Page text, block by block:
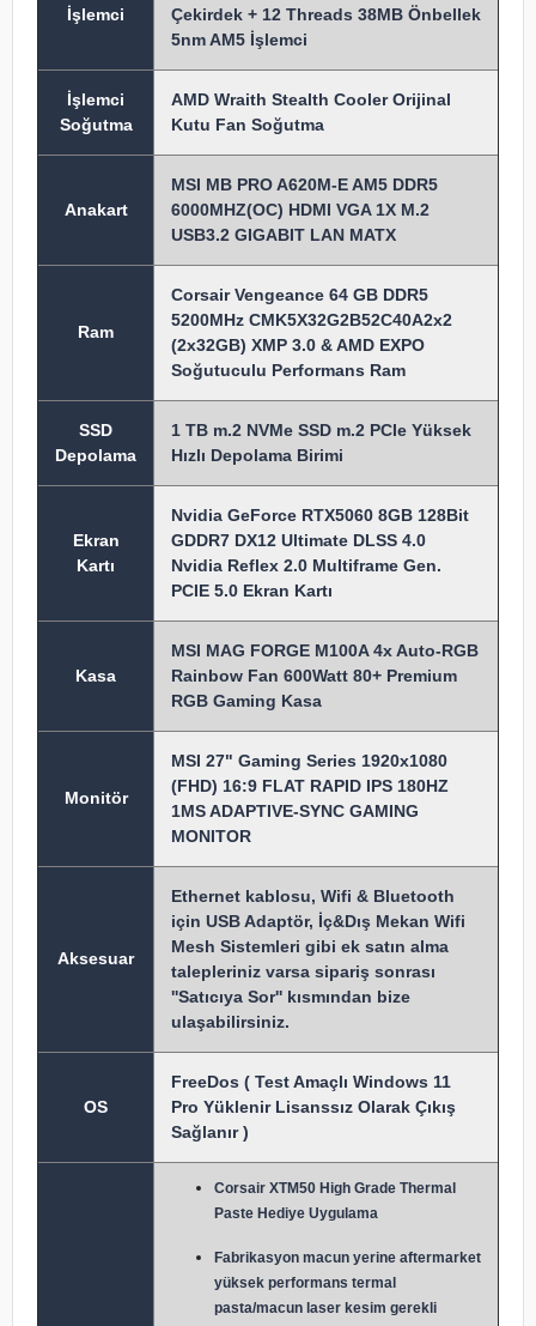
İşlemci
Çekirdek + 12 Threads 38MB Önbellek
5nm AM5 İşlemci
İşlemci
Soğutma
AMD Wraith Stealth Cooler Orijinal
Kutu Fan Soğutma
Anakart
MSI MB PRO A620M-E AM5 DDR5
6000MHZ(OC) HDMI VGA 1X M.2
USB3.2 GIGABIT LAN MATX
Ram
Corsair Vengeance 64 GB DDR5
5200MHz CMK5X32G2B52C40A2x2
(2x32GB) XMP 3.0 & AMD EXPO
Soğutuculu Performans Ram
SSD
Depolama
1 TB m.2 NVMe SSD m.2 PCIe Yüksek
Hızlı Depolama Birimi
Ekran
Kartı
Nvidia GeForce RTX5060 8GB 128Bit
GDDR7 DX12 Ultimate DLSS 4.0
Nvidia Reflex 2.0 Multiframe Gen.
PCIE 5.0 Ekran Kartı
Kasa
MSI MAG FORGE M100A 4x Auto-RGB
Rainbow Fan 600Watt 80+ Premium
RGB Gaming Kasa
Monitör
MSI 27" Gaming Series 1920x1080
(FHD) 16:9 FLAT RAPID IPS 180HZ
1MS ADAPTIVE-SYNC GAMING
MONITOR
Aksesuar
Ethernet kablosu, Wifi & Bluetooth
için USB Adaptör, İç&Dış Mekan Wifi
Mesh Sistemleri gibi ek satın alma
talepleriniz varsa sipariş sonrası
''Satıcıya Sor'' kısmından bize
ulaşabilirsiniz.
OS
FreeDos ( Test Amaçlı Windows 11
Pro Yüklenir Lisanssız Olarak Çıkış
Sağlanır )
Corsair XTM50 High Grade Thermal
Paste Hediye Uygulama
Fabrikasyon macun yerine aftermarket
yüksek performans termal
pasta/macun laser kesim gerekli